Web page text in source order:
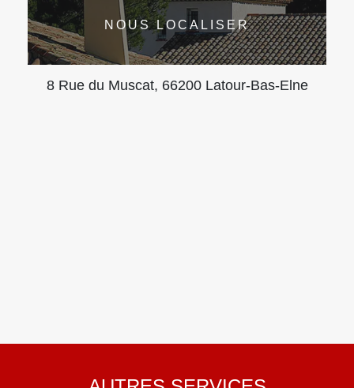
NOUS LOCALISER
8 Rue du Muscat, 66200 Latour-Bas-Elne